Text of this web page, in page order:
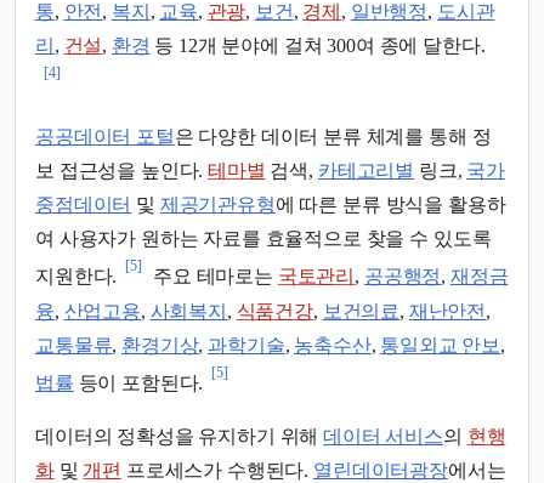
통, 안전 , 복지 , 교육, 관광, 보건 , 경제 , 일반행정, 도시관
리 , 건설, 환경 등 12개 분야에 걸쳐 300여 종에 달한다.
[4]
공공데이터 포털은 다양한 데이터 분류 체계를 통해 정
보 접근성을 높인다.테마별 검색, 카테고리별 링크, 국가
중점데이터 및 제공기관유형에 따른 분류 방식을 활용하
여 사용자가 원하는 자료를 효율적으로 찾을 수 있도록
지원한다.
[5]
주요 테마로는 국토관리 , 공공행정, 재정금
융, 산업고용, 사회복지 , 식품건강, 보건의료, 재난안전 ,
교통물류, 환경기상, 과학기술, 농축수산, 통일외교 안보 ,
법률 등이 포함된다.
[5]
데이터의 정확성을 유지하기 위해데이터 서비스의 현행
화및 개편 프로세스가 수행된다. 열린데이터광장에서는